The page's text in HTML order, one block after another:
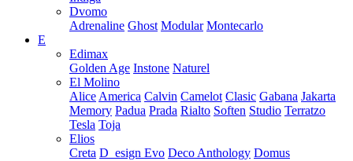
Dvomo
Adrenaline Ghost Modular Montecarlo
E
Edimax
Golden Age Instone Naturel
El Molino
Alice America Calvin Camelot Clasic Gabana Jakarta
Memory Padua Prada Rialto Soften Studio Terratzo
Tesla Toja
Elios
Creta D_esign Evo Deco Anthology Domus